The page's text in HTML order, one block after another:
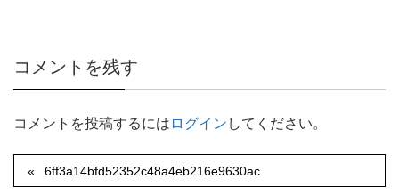
コメントを残す
コメントを投稿するには ログイン してください。
6ff3a14bfd52352c48a4eb216e9630ac